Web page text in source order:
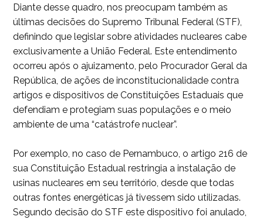
Diante desse quadro, nos preocupam também as
últimas decisões do Supremo Tribunal Federal (STF),
definindo que legislar sobre atividades nucleares cabe
exclusivamente a União Federal. Este entendimento
ocorreu após o ajuizamento, pelo Procurador Geral da
República, de ações de inconstitucionalidade contra
artigos e dispositivos de Constituições Estaduais que
defendiam e protegiam suas populações e o meio
ambiente de uma “catástrofe nuclear”.
Por exemplo, no caso de Pernambuco, o artigo 216 de
sua Constituição Estadual restringia a instalação de
usinas nucleares em seu território, desde que todas
outras fontes energéticas já tivessem sido utilizadas.
Segundo decisão do STF este dispositivo foi anulado,